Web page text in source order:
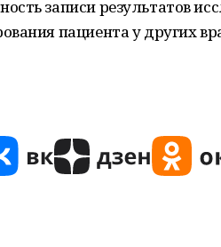
записи результатов
пациента у других